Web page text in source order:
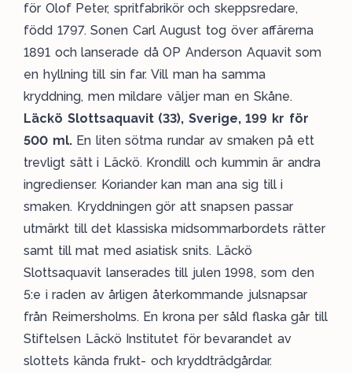
för Olof Peter, spritfabrikör och skeppsredare,
född 1797. Sonen Carl August tog över affärerna
1891 och lanserade då OP Anderson Aquavit som
en hyllning till sin far. Vill man ha samma
kryddning, men mildare väljer man en Skåne.
Läckö Slottsaquavit (33), Sverige, 199 kr för
500 ml.En liten sötma rundar av smaken på ett
trevligt sätt i Läckö. Krondill och kummin är andra
ingredienser. Koriander kan man ana sig till i
smaken. Kryddningen gör att snapsen passar
utmärkt till det klassiska midsommarbordets rätter
samt till mat med asiatisk snits. Läckö
Slottsaquavit lanserades till julen 1998, som den
5:e i raden av årligen återkommande julsnapsar
från Reimersholms. En krona per såld flaska går till
Stiftelsen Läckö Institutet för bevarandet av
slottets kända frukt- och kryddträdgårdar.